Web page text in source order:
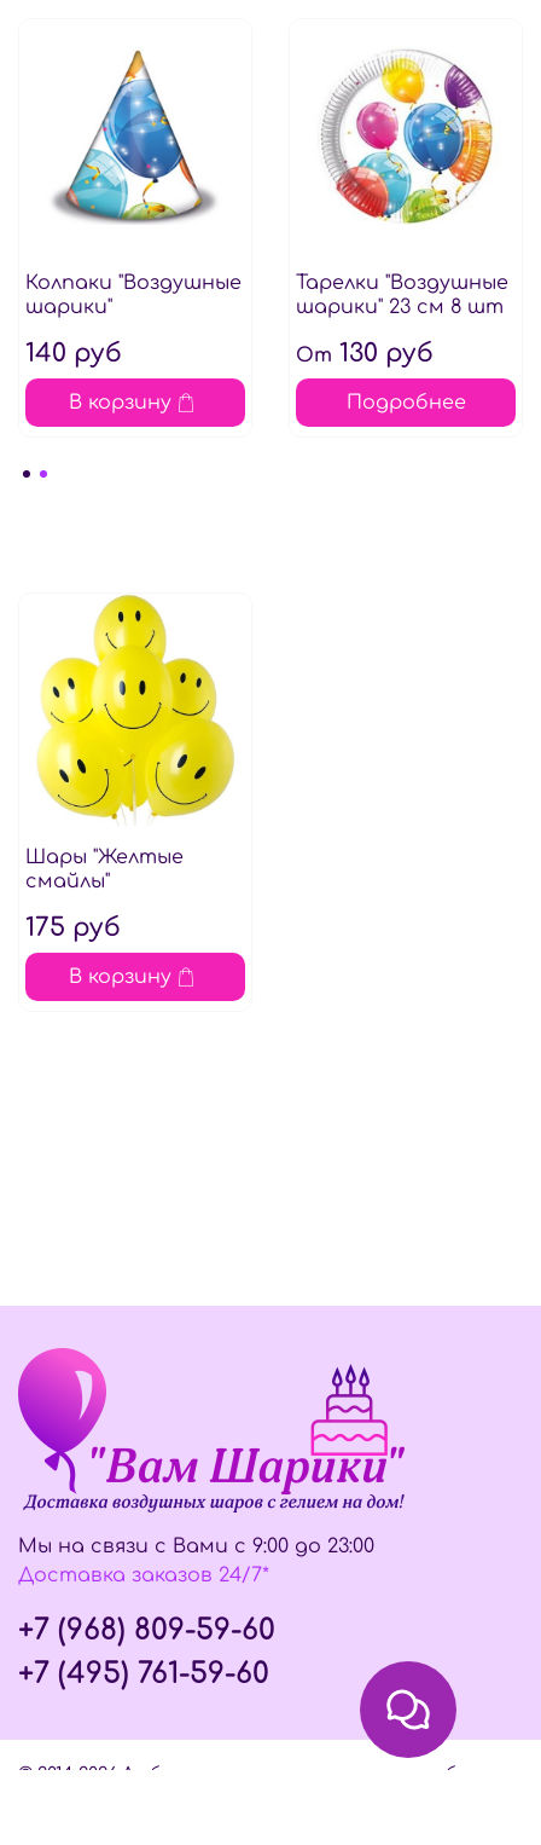
Колпаки "Воздушные
шарики"
140 руб
В корзину
Тарелки "Воздушные
шарики" 23 см 8 шт
От 130 руб
Подробнее
Шары "Желтые
смайлы"
175 руб
В корзину
Мы на связи с Вами с 9:00 до 23:00
Доставка заказов 24/7*
+7 (968) 809-59-60
+7 (495) 761-59-60
© 2014-2026 Любое использование контента без